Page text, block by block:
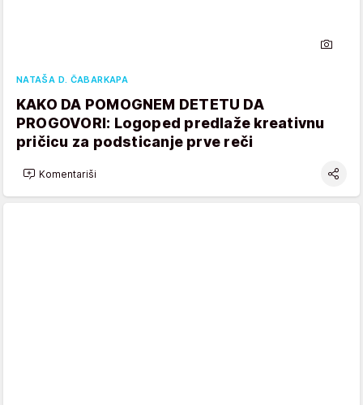
NATAŠA D. ČABARKAPA
KAKO DA POMOGNEM DETETU DA
PROGOVORI: Logoped predlaže kreativnu
pričicu za podsticanje prve reči
Komentariši